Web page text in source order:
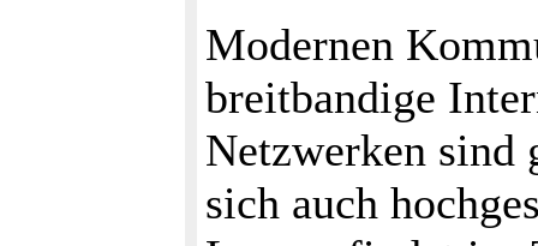
Modernen
breitbandige
Netzwerken
sich auch